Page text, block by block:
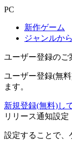
PC
新作ゲーム
ジャンルから
ユーザー登録のご
ユーザー登録(無
ます。
新規登録(無料)し
リリース通知設定
設定することで、